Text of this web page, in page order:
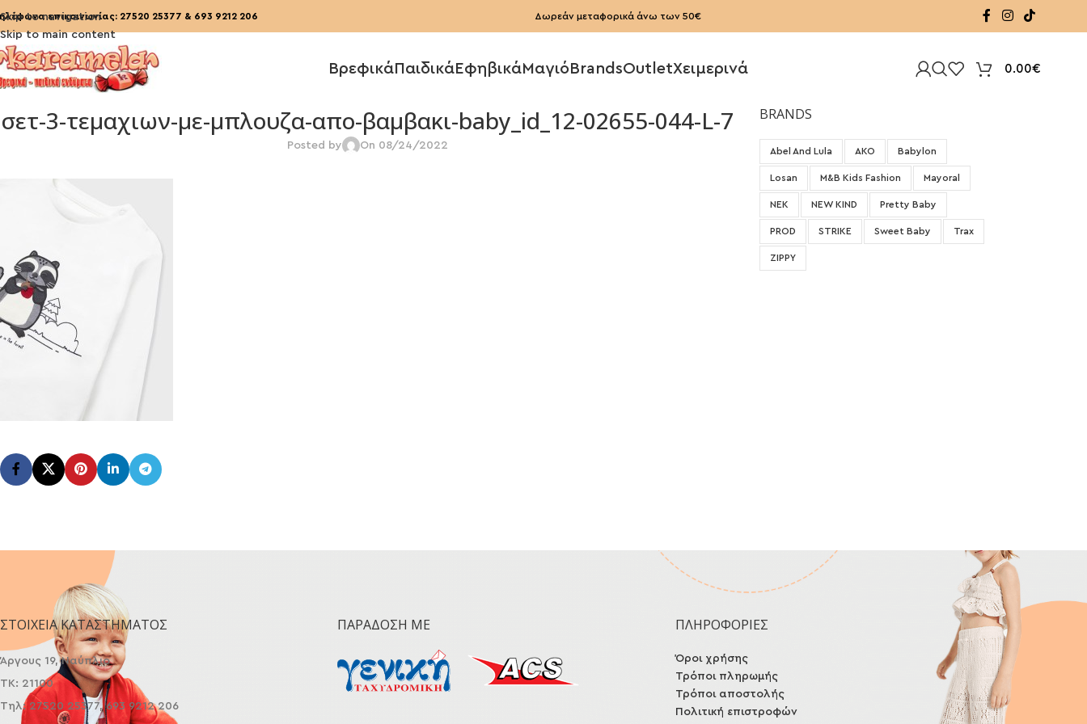
Skip to navigation
Skip to main content
επικοινωνίας: 27520 25377 & 693 9212 206 Δωρεάν μεταφορικά άνω των 50€
Βρεφικά Παιδικά ΕφηβικάΜαγιό BrandsOutletΧειμερινά 0.00€
σετ-3-τεμαχιων-με-μπλουζα-απο-βαμβακι-baby_id_12-02655-044-L-7
Posted by On 08/24/2022
BRANDS
Abel And Lula AKO Babylon
Losan M&B Kids Fashion Mayoral
NEK NEW KIND Pretty Baby
PROD STRIKE Sweet Baby Trax
ZIPPY
ΣΤΟΙΧΕΊΑ ΚΑΤΑΣΤΉΜΑΤΟΣ
Άργους 19, Ναύπλιο
ΤΚ: 21100
Τηλ: 27520 25377, 693 9212 206
ΠΑΡΆΔΟΣΗ ΜΕ ΠΛΗΡΟΦΟΡΙΕΣ
Όροι χρήσης
Τρόποι πληρωμής
Τρόποι αποστολής
Πολιτική επιστροφών